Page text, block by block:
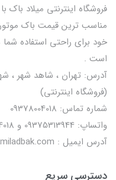
فروشگاه اینترنتی میلاد
مناسب ترین قیمت باک
خود برای راحتی استفاده
است .
(فروشگاه اینترنتی)
شماره تماس: 09378004018
واتساپ: 09375313944 و 09378004018
آدرس ایمیل : info@miladbak.com
دسترسی سریع